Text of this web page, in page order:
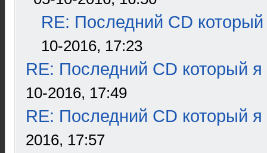
RE: Последний CD который
10-2016, 17:23
RE: Последний CD который я
10-2016, 17:49
RE: Последний CD который я
2016, 17:57